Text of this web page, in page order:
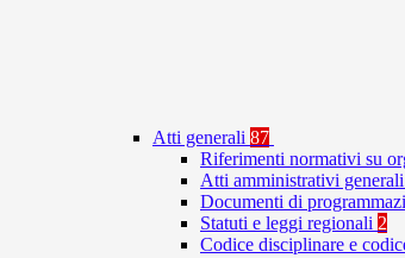
Atti generali 87
Riferimenti normativi su
Atti amministrativi generali
Documenti di
Statuti e leggi regionali 2
Codice disciplinare e